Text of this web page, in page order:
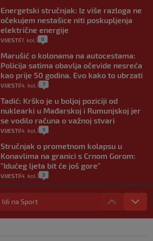
Energetski stručnjak: Iz više razloga ne
očekujem nestašice niti poskupljenja
električne energije
VIJESTI 7. kol. 0
Marušić o kolonama na autocestama:
Policija satima obavlja očevide nesreća
kao prije 50 godina. Evo kako to ubrzati
VIJESTI 4. kol. 7
Tadić: Krško je u boljoj poziciji od
nuklearki u Mađarskoj i Rumunjskoj jer
se vodilo računa o važnoj stvari
VIJESTI 4. kol. 5
Stručnjak o prometnom kolapsu u
Konavlima na granici s Crnom Gorom:
"Idućeg ljeta bit će još gore"
VIJESTI 4. kol. 3
Iz Hrvatske u Italiju može se i preko
mora. Provjerili smo brodske linije i
2
Idi na Sport